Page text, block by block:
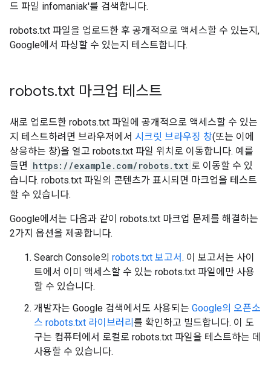
드 파일 infomaniak'를 검색합니다.
robots.txt 파일을 업로드한 후 공개적으로 액세스할 수 있는지,
Google에서 파싱할 수 있는지 테스트합니다.
robots.txt 마크업 테스트
새로 업로드한 robots.txt 파일에 공개적으로 액세스할 수 있는
지 테스트하려면 브라우저에서 시크릿 브라우징 창(또는 이에
상응하는 창)을 열고 robots.txt 파일 위치로 이동합니다. 예를
들면 https://example.com/robots.txt 로 이동할 수 있
습니다. robots.txt 파일의 콘텐츠가 표시되면 마크업을 테스트
할 수 있습니다.
Google에서는 다음과 같이 robots.txt 마크업 문제를 해결하는
2가지 옵션을 제공합니다.
Search Console의 robots.txt 보고서. 이 보고서는 사이
트에서 이미 액세스할 수 있는 robots.txt 파일에만 사용
할 수 있습니다.
개발자는 Google 검색에서도 사용되는 Google의 오픈소
스 robots.txt 라이브러리 를 확인하고 빌드합니다. 이 도
구는 컴퓨터에서 로컬로 robots.txt 파일을 테스트하는 데
사용할 수 있습니다.